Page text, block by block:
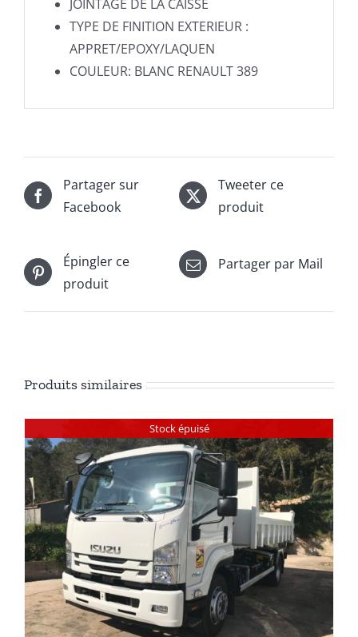
JOINTAGE DE LA CAISSE
TYPE DE FINITION EXTERIEUR :
APPRET/EPOXY/LAQUEN
COULEUR: BLANC RENAULT 389
Partager sur
Facebook
Tweeter ce
produit
Épingler ce
produit
Partager par Mail
Produits similaires
Stock épuisé